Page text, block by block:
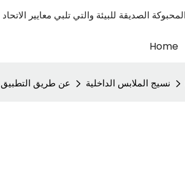
Home
عن طريق التطبيق نسيج الملابس الداخلية